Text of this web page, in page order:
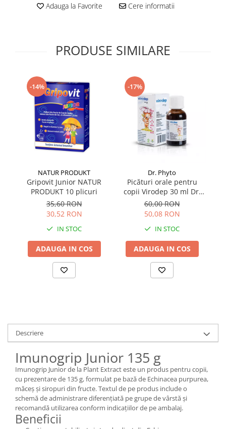
Tuse gat si respiratie
Adauga la Favorite Cere informatii
PRODUSE SIMILARE
-14%
NATUR PRODUKT
Gripovit Junior NATUR
PRODUKT 10 plicuri
35,60 RON
30,52 RON
IN STOC
ADAUGA IN COS
-17%
Dr. Phyto
Picături orale pentru
copii Virodep 30 ml Dr.
Phyto
60,00 RON
50,08 RON
IN STOC
ADAUGA IN COS
Descriere
Imunogrip Junior 135 g
Imunogrip Junior de la Plant Extract este un produs pentru copii,
cu prezentare de 135 g, formulat pe bază de Echinacea purpurea,
măceș și siropuri din fructe. Textul de pe produs include o
schemă de administrare diferențiată pe grupe de vârstă și
recomandă utilizarea conform indicațiilor de pe ambalaj.
Beneficii